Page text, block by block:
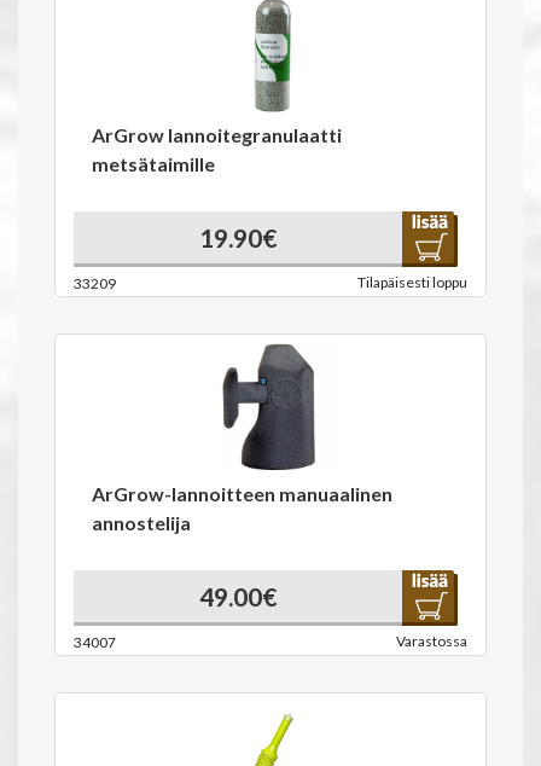
ArGrow lannoitegranulaatti
metsätaimille
19.90€
33209 Tilapäisesti loppu
ArGrow-lannoitteen manuaalinen
annostelija
49.00€
34007 Varastossa